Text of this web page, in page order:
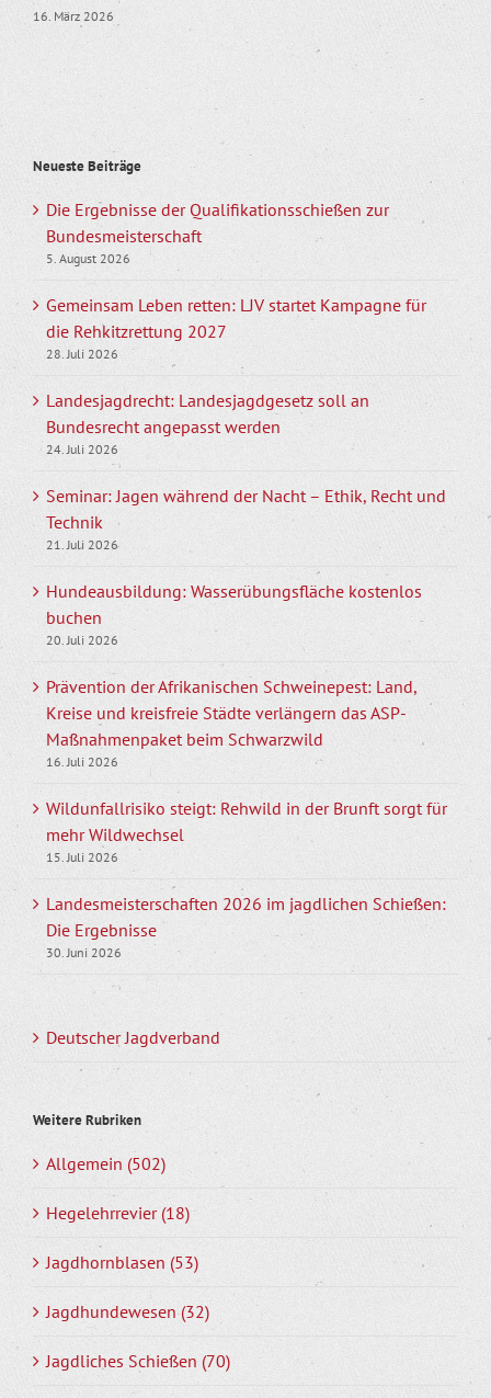
16. März 2026
Neueste Beiträge
Die Ergebnisse der Qualifikationsschießen zur
Bundesmeisterschaft
5. August 2026
Gemeinsam Leben retten: LJV startet Kampagne für
die Rehkitzrettung 2027
28. Juli 2026
Landesjagdrecht: Landesjagdgesetz soll an
Bundesrecht angepasst werden
24. Juli 2026
Seminar: Jagen während der Nacht – Ethik, Recht und
Technik
21. Juli 2026
Hundeausbildung: Wasserübungsfläche kostenlos
buchen
20. Juli 2026
Prävention der Afrikanischen Schweinepest: Land,
Kreise und kreisfreie Städte verlängern das ASP-
Maßnahmenpaket beim Schwarzwild
16. Juli 2026
Wildunfallrisiko steigt: Rehwild in der Brunft sorgt für
mehr Wildwechsel
15. Juli 2026
Landesmeisterschaften 2026 im jagdlichen Schießen:
Die Ergebnisse
30. Juni 2026
Deutscher Jagdverband
Weitere Rubriken
Allgemein (502)
Hegelehrrevier (18)
Jagdhornblasen (53)
Jagdhundewesen (32)
Jagdliches Schießen (70)